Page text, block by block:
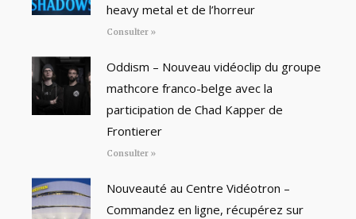
heavy metal et de l’horreur
Consulter »
Oddism – Nouveau vidéoclip du groupe
mathcore franco-belge avec la
participation de Chad Kapper de
Frontierer
Consulter »
Nouveauté au Centre Vidéotron –
Commandez en ligne, récupérez sur